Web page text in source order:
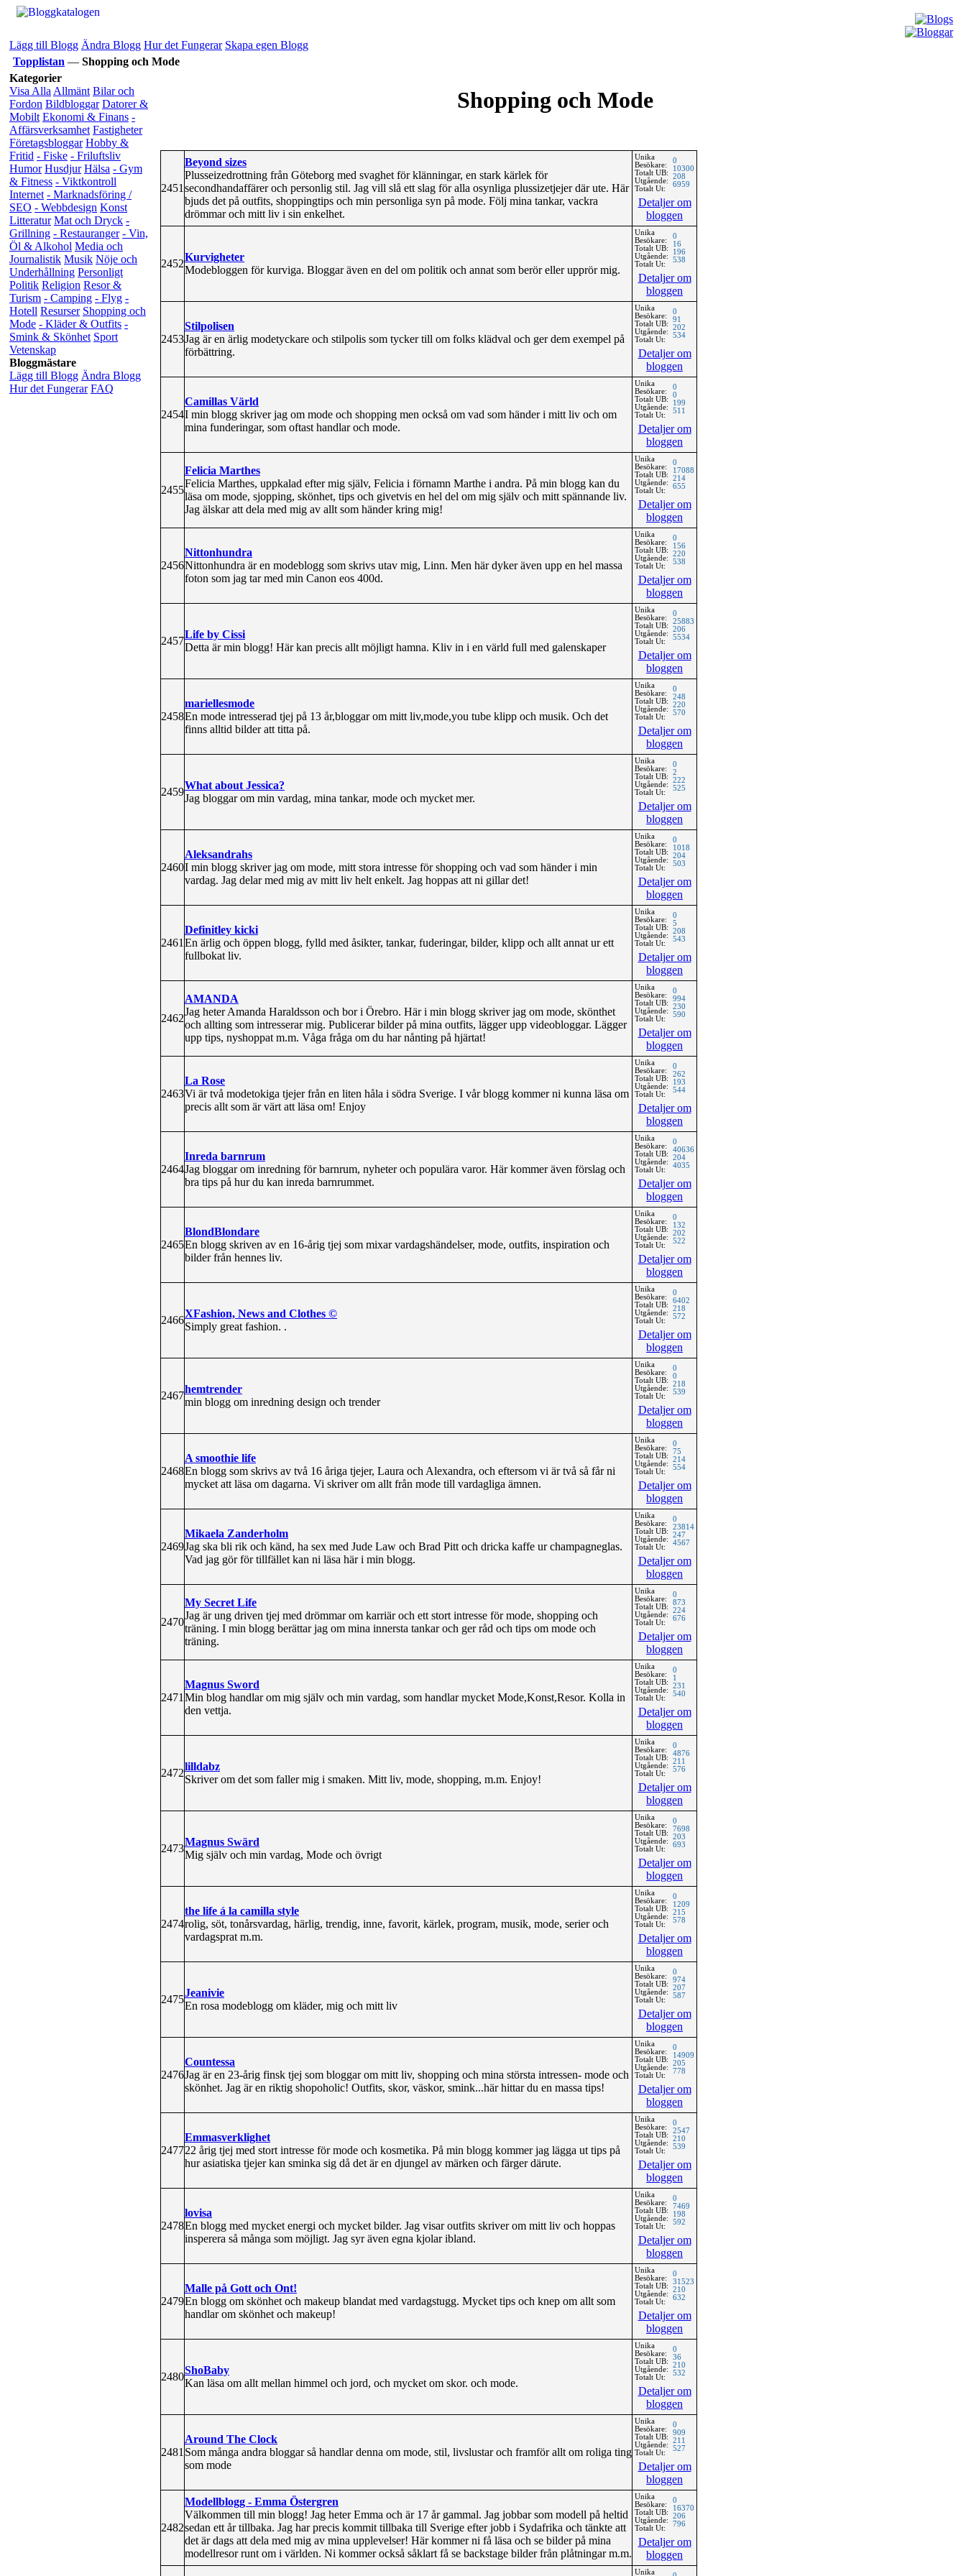
Lägg till Blogg Ändra Blogg Hur det Fungerar Skapa egen Blogg
Topplistan — Shopping och Mode
Kategorier
Visa Alla Allmänt Bilar och
Fordon Bildbloggar Datorer &
Mobilt Ekonomi & Finans -
Affärsverksamhet Fastigheter
Företagsbloggar Hobby &
Fritid - Fiske - Friluftsliv
Humor Husdjur Hälsa - Gym
& Fitness - Viktkontroll
Internet - Marknadsföring /
SEO - Webbdesign Konst
Litteratur Mat och Dryck -
Grillning - Restauranger - Vin,
Öl & Alkohol Media och
Journalistik Musik Nöje och
Underhållning Personligt
Politik Religion Resor &
Turism - Camping - Flyg -
Hotell Resurser Shopping och
Mode - Kläder & Outfits -
Smink & Skönhet Sport
Vetenskap
Bloggmästare
Lägg till Blogg Ändra Blogg
Hur det Fungerar FAQ
Shopping och Mode
2451
Beyond sizes
Plusseizedrottning från Göteborg med svaghet för klänningar, en stark kärlek för
secondhandaffärer och personlig stil. Jag vill slå ett slag för alla osynliga plussizetjejer där ute. Här
bjuds det på outfits, shoppingtips och min personliga syn på mode. Följ mina tankar, vackra
drömmar och mitt liv i sin enkelhet.
Unika
Besökare:
Totalt UB:
Utgående:
Totalt Ut:
0
10300
208
6959
Detaljer om
bloggen
2452
Kurvigheter
Modebloggen för kurviga. Bloggar även en del om politik och annat som berör eller upprör mig.
Unika
Besökare:
Totalt UB:
Utgående:
Totalt Ut:
0
16
196
538
Detaljer om
bloggen
2453
Stilpolisen
Jag är en ärlig modetyckare och stilpolis som tycker till om folks klädval och ger dem exempel på
förbättring.
Unika
Besökare:
Totalt UB:
Utgående:
Totalt Ut:
0
91
202
534
Detaljer om
bloggen
2454
Camillas Värld
I min blogg skriver jag om mode och shopping men också om vad som händer i mitt liv och om
mina funderingar, som oftast handlar och mode.
Unika
Besökare:
Totalt UB:
Utgående:
Totalt Ut:
0
0
199
511
Detaljer om
bloggen
2455
Felicia Marthes
Felicia Marthes, uppkalad efter mig själv, Felicia i förnamn Marthe i andra. På min blogg kan du
läsa om mode, sjopping, skönhet, tips och givetvis en hel del om mig själv och mitt spännande liv.
Jag älskar att dela med mig av allt som händer kring mig!
Unika
Besökare:
Totalt UB:
Utgående:
Totalt Ut:
0
17088
214
655
Detaljer om
bloggen
2456
Nittonhundra
Nittonhundra är en modeblogg som skrivs utav mig, Linn. Men här dyker även upp en hel massa
foton som jag tar med min Canon eos 400d.
Unika
Besökare:
Totalt UB:
Utgående:
Totalt Ut:
0
156
220
538
Detaljer om
bloggen
2457
Life by Cissi
Detta är min blogg! Här kan precis allt möjligt hamna. Kliv in i en värld full med galenskaper
Unika
Besökare:
Totalt UB:
Utgående:
Totalt Ut:
0
25883
206
5534
Detaljer om
bloggen
2458
mariellesmode
En mode intresserad tjej på 13 år,bloggar om mitt liv,mode,you tube klipp och musik. Och det
finns alltid bilder att titta på.
Unika
Besökare:
Totalt UB:
Utgående:
Totalt Ut:
0
248
220
570
Detaljer om
bloggen
2459
What about Jessica?
Jag bloggar om min vardag, mina tankar, mode och mycket mer.
Unika
Besökare:
Totalt UB:
Utgående:
Totalt Ut:
0
2
222
525
Detaljer om
bloggen
2460
Aleksandrahs
I min blogg skriver jag om mode, mitt stora intresse för shopping och vad som händer i min
vardag. Jag delar med mig av mitt liv helt enkelt. Jag hoppas att ni gillar det!
Unika
Besökare:
Totalt UB:
Utgående:
Totalt Ut:
0
1018
204
503
Detaljer om
bloggen
2461
Definitley kicki
En ärlig och öppen blogg, fylld med åsikter, tankar, fuderingar, bilder, klipp och allt annat ur ett
fullbokat liv.
Unika
Besökare:
Totalt UB:
Utgående:
Totalt Ut:
0
5
208
543
Detaljer om
bloggen
2462
AMANDA
Jag heter Amanda Haraldsson och bor i Örebro. Här i min blogg skriver jag om mode, skönthet
och allting som intresserar mig. Publicerar bilder på mina outfits, lägger upp videobloggar. Lägger
upp tips, nyshoppat m.m. Våga fråga om du har nånting på hjärtat!
Unika
Besökare:
Totalt UB:
Utgående:
Totalt Ut:
0
994
230
590
Detaljer om
bloggen
2463
La Rose
Vi är två modetokiga tjejer från en liten håla i södra Sverige. I vår blogg kommer ni kunna läsa om
precis allt som är värt att läsa om! Enjoy
Unika
Besökare:
Totalt UB:
Utgående:
Totalt Ut:
0
262
193
544
Detaljer om
bloggen
2464
Inreda barnrum
Jag bloggar om inredning för barnrum, nyheter och populära varor. Här kommer även förslag och
bra tips på hur du kan inreda barnrummet.
Unika
Besökare:
Totalt UB:
Utgående:
Totalt Ut:
0
40636
204
4035
Detaljer om
bloggen
2465
BlondBlondare
En blogg skriven av en 16-årig tjej som mixar vardagshändelser, mode, outfits, inspiration och
bilder från hennes liv.
Unika
Besökare:
Totalt UB:
Utgående:
Totalt Ut:
0
132
202
522
Detaljer om
bloggen
2466
XFashion, News and Clothes ©
Simply great fashion. .
Unika
Besökare:
Totalt UB:
Utgående:
Totalt Ut:
0
6402
218
572
Detaljer om
bloggen
2467
hemtrender
min blogg om inredning design och trender
Unika
Besökare:
Totalt UB:
Utgående:
Totalt Ut:
0
0
218
539
Detaljer om
bloggen
2468
A smoothie life
En blogg som skrivs av två 16 åriga tjejer, Laura och Alexandra, och eftersom vi är två så får ni
mycket att läsa om dagarna. Vi skriver om allt från mode till vardagliga ämnen.
Unika
Besökare:
Totalt UB:
Utgående:
Totalt Ut:
0
75
214
554
Detaljer om
bloggen
2469
Mikaela Zanderholm
Jag ska bli rik och känd, ha sex med Jude Law och Brad Pitt och dricka kaffe ur champagneglas.
Vad jag gör för tillfället kan ni läsa här i min blogg.
Unika
Besökare:
Totalt UB:
Utgående:
Totalt Ut:
0
23814
247
4567
Detaljer om
bloggen
2470
My Secret Life
Jag är ung driven tjej med drömmar om karriär och ett stort intresse för mode, shopping och
träning. I min blogg berättar jag om mina innersta tankar och ger råd och tips om mode och
träning.
Unika
Besökare:
Totalt UB:
Utgående:
Totalt Ut:
0
873
224
676
Detaljer om
bloggen
2471
Magnus Sword
Min blog handlar om mig själv och min vardag, som handlar mycket Mode,Konst,Resor. Kolla in
den vettja.
Unika
Besökare:
Totalt UB:
Utgående:
Totalt Ut:
0
1
231
540
Detaljer om
bloggen
2472
lilldabz
Skriver om det som faller mig i smaken. Mitt liv, mode, shopping, m.m. Enjoy!
Unika
Besökare:
Totalt UB:
Utgående:
Totalt Ut:
0
4876
211
576
Detaljer om
bloggen
2473
Magnus Swärd
Mig själv och min vardag, Mode och övrigt
Unika
Besökare:
Totalt UB:
Utgående:
Totalt Ut:
0
7698
203
693
Detaljer om
bloggen
2474
the life á la camilla style
rolig, söt, tonårsvardag, härlig, trendig, inne, favorit, kärlek, program, musik, mode, serier och
vardagsprat m.m.
Unika
Besökare:
Totalt UB:
Utgående:
Totalt Ut:
0
1209
215
578
Detaljer om
bloggen
2475
Jeanivie
En rosa modeblogg om kläder, mig och mitt liv
Unika
Besökare:
Totalt UB:
Utgående:
Totalt Ut:
0
974
207
587
Detaljer om
bloggen
2476
Countessa
Jag är en 23-årig finsk tjej som bloggar om mitt liv, shopping och mina största intressen- mode och
skönhet. Jag är en riktig shopoholic! Outfits, skor, väskor, smink...här hittar du en massa tips!
Unika
Besökare:
Totalt UB:
Utgående:
Totalt Ut:
0
14909
205
778
Detaljer om
bloggen
2477
Emmasverklighet
22 årig tjej med stort intresse för mode och kosmetika. På min blogg kommer jag lägga ut tips på
hur asiatiska tjejer kan sminka sig då det är en djungel av märken och färger därute.
Unika
Besökare:
Totalt UB:
Utgående:
Totalt Ut:
0
2547
210
539
Detaljer om
bloggen
2478
lovisa
En blogg med mycket energi och mycket bilder. Jag visar outfits skriver om mitt liv och hoppas
insperera så många som möjligt. Jag syr även egna kjolar ibland.
Unika
Besökare:
Totalt UB:
Utgående:
Totalt Ut:
0
7469
198
592
Detaljer om
bloggen
2479
Malle på Gott och Ont!
En blogg om skönhet och makeup blandat med vardagstugg. Mycket tips och knep om allt som
handlar om skönhet och makeup!
Unika
Besökare:
Totalt UB:
Utgående:
Totalt Ut:
0
31523
210
632
Detaljer om
bloggen
2480
ShoBaby
Kan läsa om allt mellan himmel och jord, och mycket om skor. och mode.
Unika
Besökare:
Totalt UB:
Utgående:
Totalt Ut:
0
36
210
532
Detaljer om
bloggen
2481
Around The Clock
Som många andra bloggar så handlar denna om mode, stil, livslustar och framför allt om roliga ting
som mode
Unika
Besökare:
Totalt UB:
Utgående:
Totalt Ut:
0
909
211
527
Detaljer om
bloggen
2482
Modellblogg - Emma Östergren
Välkommen till min blogg! Jag heter Emma och är 17 år gammal. Jag jobbar som modell på heltid
sedan ett år tillbaka. Jag har precis kommit tillbaka till Sverige efter jobb i Sydafrika och tänkte att
det är dags att dela med mig av mina upplevelser! Här kommer ni få läsa och se bilder på mina
modellresor runt om i världen. Ni kommer också såklart få se backstage bilder från plåtningar m.m.
Unika
Besökare:
Totalt UB:
Utgående:
Totalt Ut:
0
16370
206
796
Detaljer om
bloggen
Unika